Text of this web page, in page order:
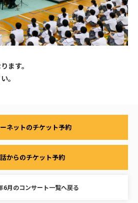
ます。
。
ネットのチケット予約
からのチケット予約
6月のコンサート一覧へ戻る